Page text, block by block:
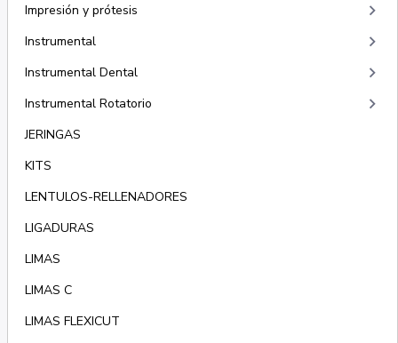
Impresión y prótesis keyboard_arrow_right
Instrumental keyboard_arrow_right
Instrumental Dental keyboard_arrow_right
Instrumental Rotatorio keyboard_arrow_right
JERINGAS
KITS
LENTULOS-RELLENADORES
LIGADURAS
LIMAS
LIMAS C
LIMAS FLEXICUT